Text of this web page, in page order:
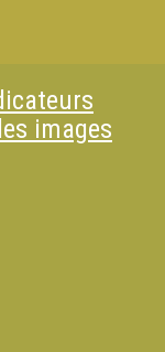
images